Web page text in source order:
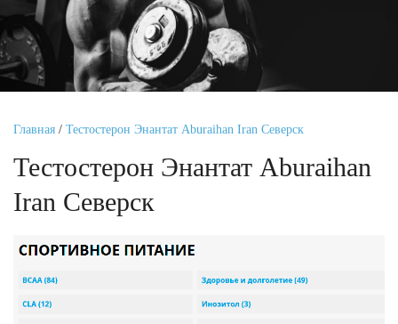
Главная / Тестостерон Энантат Aburaihan Iran Северск
Тестостерон Энантат Aburaihan
Iran Северск